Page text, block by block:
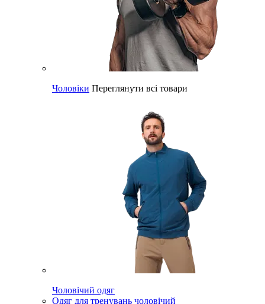
Чоловіки Переглянути всі товари
Чоловічий одяг
Одяг для тренувань чоловічий